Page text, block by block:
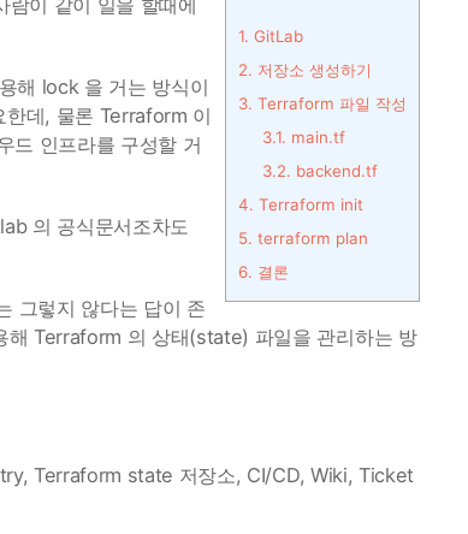
1. GitLab
2. 저장소 생성하기
3. Terraform 파일 작성
3.1. main.tf
3.2. backend.tf
4. Terraform init
5. terraform plan
6. 결론
이 같이 일을 할때에
해 lock 을 거는 방식이
한데, 물론 Terraform 이
드 인프라를 구성할 거
의 공식문서조차도
그렇지 않다는 답이 존
해 Terraform 의 상태(state) 파일을 관리하는 방
Terraform state 저장소, CI/CD, Wiki, Ticket